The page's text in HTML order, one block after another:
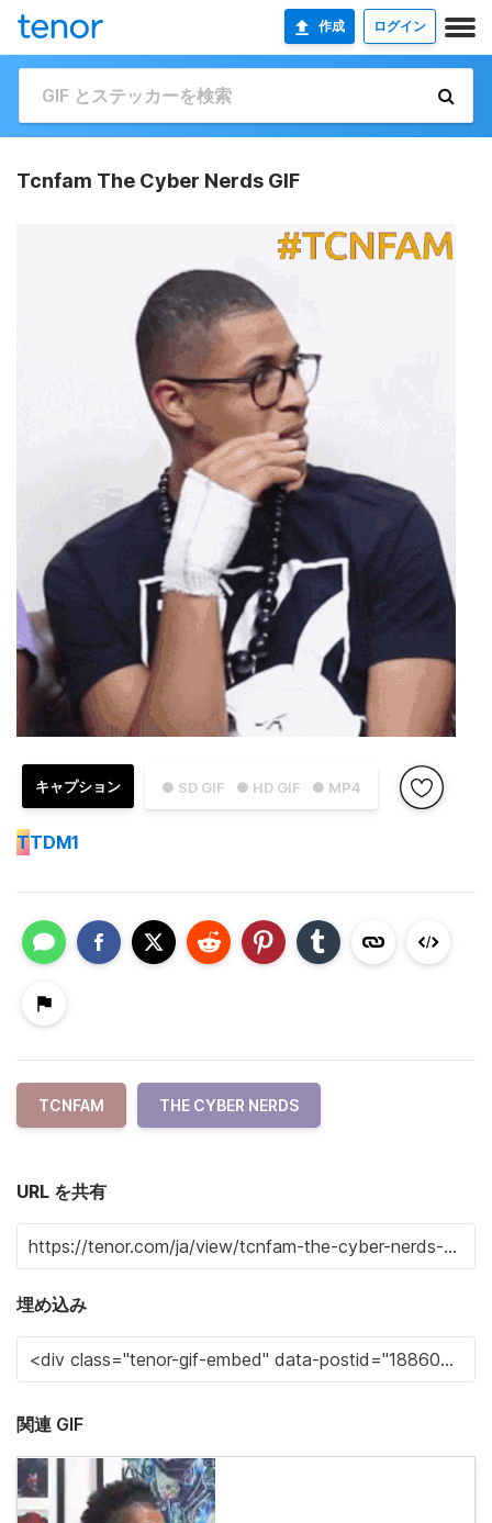
作成 ログイン
Tcnfam The Cyber Nerds GIF
● SD GIF ● HD GIF ● MP4
キャプション
TTDM1
TCNFAM THE CYBER NERDS
URL を共有
埋め込み
関連 GIF